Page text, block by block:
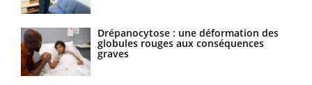
Drépanocytose : une déformation des
globules rouges aux conséquences
graves